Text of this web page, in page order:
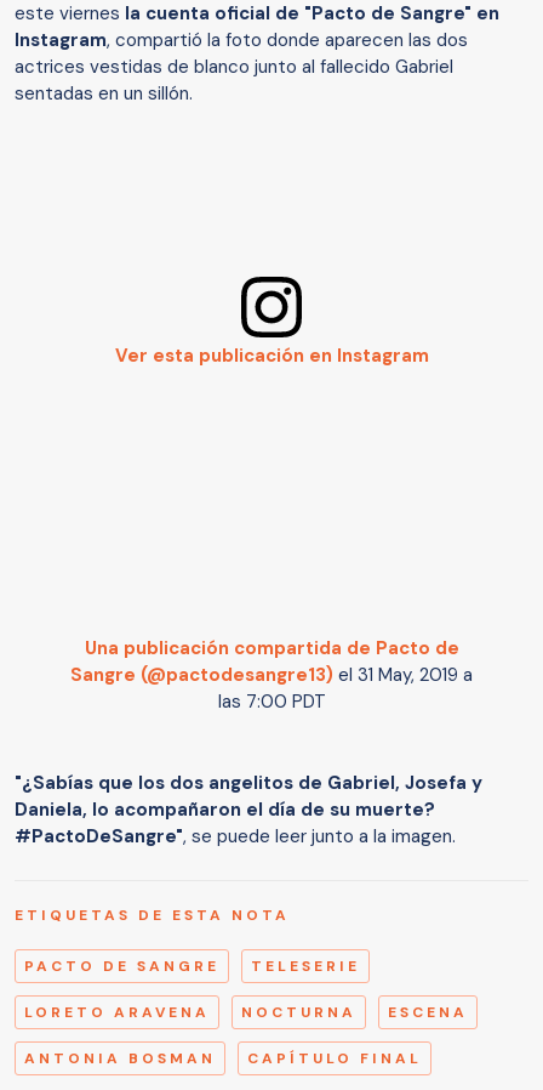
este viernes la cuenta oficial de "Pacto de Sangre" en
Instagram, compartió la foto donde aparecen las dos
actrices vestidas de blanco junto al fallecido Gabriel
sentadas en un sillón.
Ver esta publicación en Instagram
Una publicación compartida de Pacto de
Sangre (@pactodesangre13) el 31 May, 2019 a
las 7:00 PDT
"¿Sabías que los dos angelitos de Gabriel, Josefa y
Daniela, lo acompañaron el día de su muerte?
#PactoDeSangre", se puede leer junto a la imagen.
ETIQUETAS DE ESTA NOTA
PACTO DE SANGRE TELESERIE
LORETO ARAVENA NOCTURNA ESCENA
ANTONIA BOSMAN CAPÍTULO FINAL